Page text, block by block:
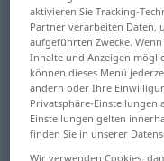
Übersicht aller
(Für mehr Details die
Scheiße, Dreck
Mistkerl
aktivieren Sie Tracking-
Partner verarbeiten Daten,
aufgeführten Zwecke.
Inhalte und Anzeigen
können dieses Menü
ändern oder Ihre
Privatsphäre-Einstellungen
Einstellungen gelten
finden Sie in unserer
Wir verwenden Cookies,